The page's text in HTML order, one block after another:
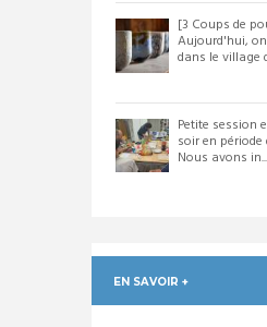
[3 Coups de
Aujourd'hui,
dans le village
Petite session
soir en
Nous avons in...
EN SAVOIR +